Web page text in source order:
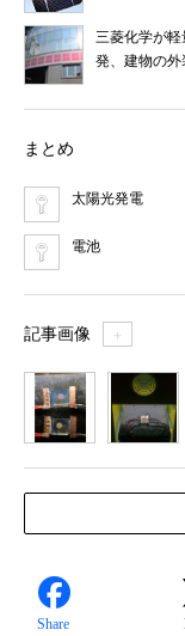
三菱化学が
発、建物の外
まとめ
太陽光発電
電池
記事画像 ＋
Share